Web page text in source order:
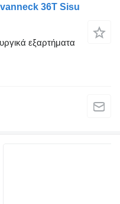
36T Sisu
εξαρτήματα